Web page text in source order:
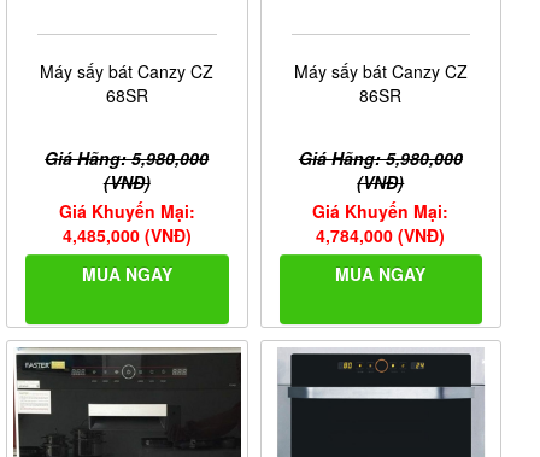
Máy sấy bát Canzy CZ
68SR
Giá Hãng: 5,980,000
(VNĐ)
Giá Khuyến Mại:
4,485,000 (VNĐ)
MUA NGAY
Máy sấy bát Canzy CZ
86SR
Giá Hãng: 5,980,000
(VNĐ)
Giá Khuyến Mại:
4,784,000 (VNĐ)
MUA NGAY